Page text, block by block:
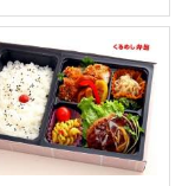
せず丁度良い存在感